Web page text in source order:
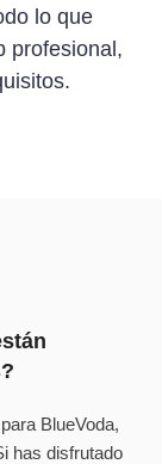
lo que
profesional,
BlueVoda,
has disfrutado